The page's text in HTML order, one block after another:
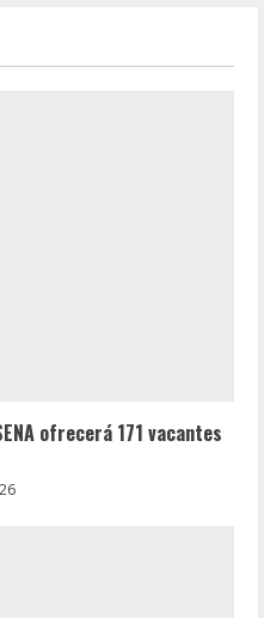
ofrecerá 171 vacantes